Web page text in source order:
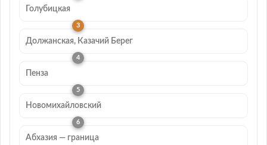
Голубицкая
Должанская, Казачий Берег
Пенза
Новомихайловский
Абхазия — граница